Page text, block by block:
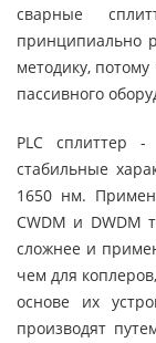
сварные
принципиально
методику,
пассивного
PLC сплиттер -
стабильные
1650 нм.
CWDM и DWDM
сложнее и
чем для
основе их
производят